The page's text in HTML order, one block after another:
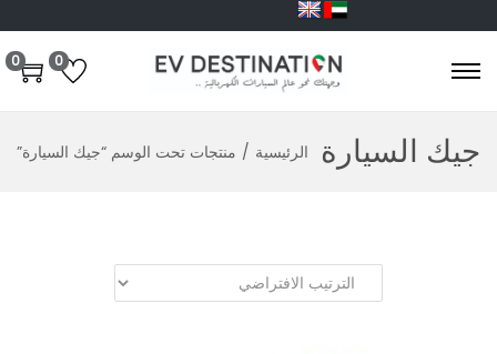
0
0
جيك السيارة الرئيسية / منتجات تحت الوسم “جيك السيارة”